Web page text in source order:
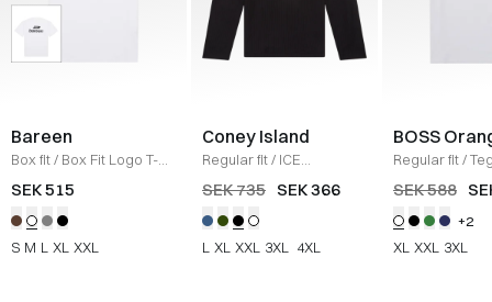
Bareen
Box fit/ Box Fit Logo T-
shirt /WHITE
SEK 515
S M L XL XXL
Coney Island
Regular fit/ ICE
Sweatshirt
/BLACK
SEK 735 SEK 366
L XL XXL 3XL 4XL
BOSS
Regular fit/
Shirt /HVID
SEK 588
+2
XL XXL 3XL